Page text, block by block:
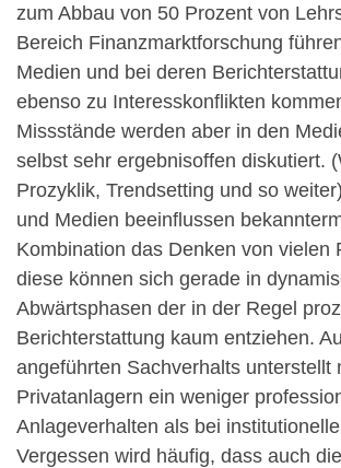
zum Abbau von 50 Prozent von
Bereich Finanzmarktforschung
Medien und bei deren
ebenso zu Interesskonflikten
Missstände werden aber in den
selbst sehr ergebnisoffen diskutiert.
Prozyklik, Trendsetting und so
und Medien beeinflussen
Kombination das Denken von vielen
diese können sich gerade in
Abwärtsphasen der in der Regel
Berichterstattung kaum entziehen.
angeführten Sachverhalts unterstellt
Privatanlagern ein weniger
Anlageverhalten als bei
Vergessen wird häufig, dass auch